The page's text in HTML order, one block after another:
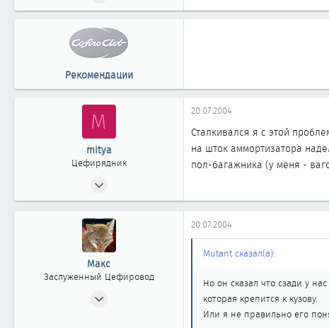
819
г.Сургут Тюменской обл.
Рекомендации
M
mitya
Цефирядник
107
20.07.2004
Сталкивался я с этой
на шток аммортизатора
пол-багажника (у меня -
Макс
Заслуженный Цефировод
20.07.2004
Mutant сказал(а):
Но он сказал что сзади у
которая крепится к кузову.
Или я не правильно его